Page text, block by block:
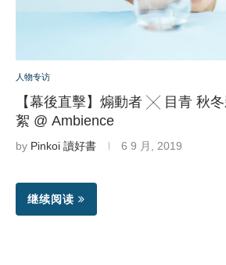
人物专访
【幕後直擊】煽動者 ╳ 目青 秋
絮 @ Ambience
by Pinkoi 讀好書 6 9 月, 2019
继续阅读